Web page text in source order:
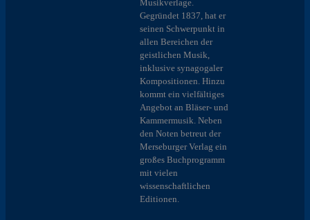
Musikverlage.
Gegründet 1837, hat er
seinen Schwerpunkt in
allen Bereichen der
geistlichen Musik,
inklusive synagogaler
Kompositionen. Hinzu
kommt ein vielfältiges
Angebot an Bläser- und
Kammermusik. Neben
den Noten betreut der
Merseburger Verlag ein
großes Buchprogramm
mit vielen
wissenschaftlichen
Editionen.